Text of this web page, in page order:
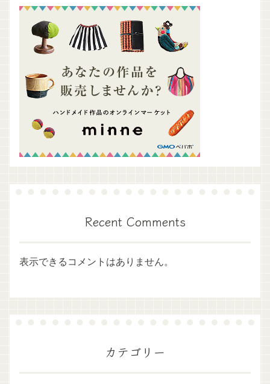
Recent Comments
表示できるコメントはありません。
カテゴリー